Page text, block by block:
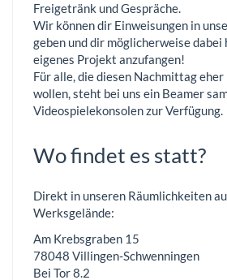
Freigetränk und Gespräche.
Wir können dir Einweisungen in
geben und dir möglicherweise dabei
eigenes Projekt anzufangen!
Für alle, die diesen Nachmittag
wollen, steht bei uns ein Beamer
Videospielekonsolen zur Verfügung.
Wo findet es statt?
Direkt in unseren Räumlichkeiten
Werksgelände:
Am Krebsgraben 15
78048 Villingen-Schwenningen
Bei Tor 8.2